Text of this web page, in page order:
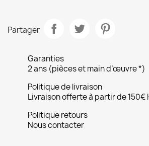
Partager
Garanties
2 ans (pièces et main d’œuvre *)
Politique de livraison
Livraison offerte à partir de 150€
Politique retours
Nous contacter